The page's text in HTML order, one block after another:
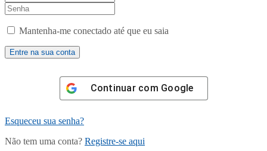
Mantenha-me conectado até que eu saia
Continuar com Google
Esqueceu sua senha?
Não tem uma conta? Registre-se aqui